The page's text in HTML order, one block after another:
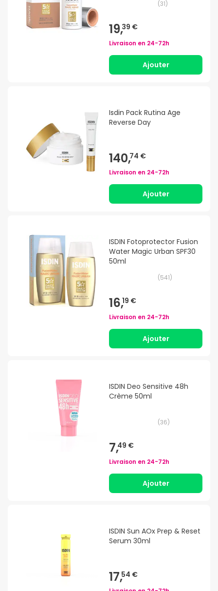
(31)
19,39 €
Livraison en 24-72h
Ajouter
Isdin Pack Rutina Age
Reverse Day
140,74 €
Livraison en 24-72h
Ajouter
ISDIN Fotoprotector Fusion
Water Magic Urban SPF30
50ml
(541)
16,19 €
Livraison en 24-72h
Ajouter
ISDIN Deo Sensitive 48h
Crème 50ml
(36)
7,49 €
Livraison en 24-72h
Ajouter
ISDIN Sun AOx Prep & Reset
Serum 30ml
17,54 €